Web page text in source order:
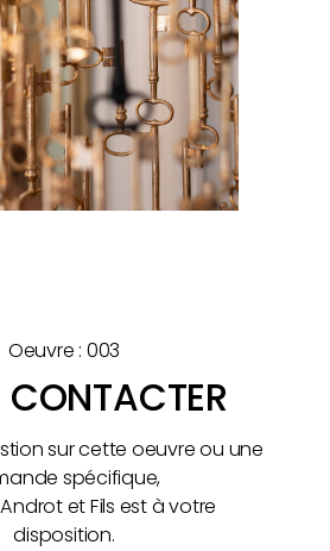
Oeuvre : 003
sur cette oeuvre ou une
spécifique,
et Fils est à votre
disposition.